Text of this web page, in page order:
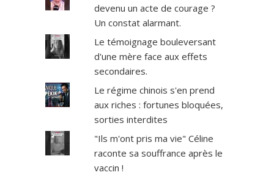
devenu un acte de courage ?
Un constat alarmant.
Le témoignage bouleversant
d'une mère face aux effets
secondaires.
Le régime chinois s'en prend
aux riches : fortunes bloquées,
sorties interdites
"Ils m'ont pris ma vie" Céline
raconte sa souffrance après le
vaccin !